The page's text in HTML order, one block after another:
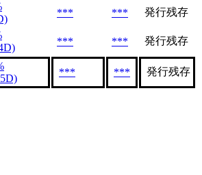
*** ***
発行残存
*** *** 発行残存
*** *** 発行残存